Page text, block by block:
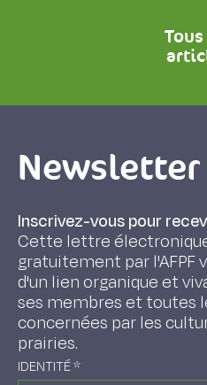
Newsletter
Inscrivez-vous pour
Cette lettre
gratuitement par l'AFPF
d'un lien organique et
ses membres et toutes
concernées par les
prairies.
IDENTITÉ*